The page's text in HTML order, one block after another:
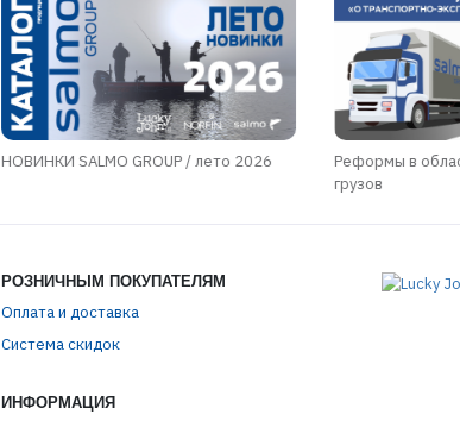
НОВИНКИ SALMO GROUP / лето 2026
Реформы в
грузов
РОЗНИЧНЫМ ПОКУПАТЕЛЯМ
Оплата и доставка
Система скидок
ИНФОРМАЦИЯ